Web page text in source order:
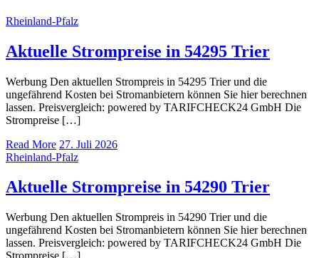
Rheinland-Pfalz
Aktuelle Strompreise in 54295 Trier
Werbung Den aktuellen Strompreis in 54295 Trier und die
ungefährend Kosten bei Stromanbietern können Sie hier berechnen
lassen. Preisvergleich: powered by TARIFCHECK24 GmbH Die
Strompreise […]
Read More 27. Juli 2026
Rheinland-Pfalz
Aktuelle Strompreise in 54290 Trier
Werbung Den aktuellen Strompreis in 54290 Trier und die
ungefährend Kosten bei Stromanbietern können Sie hier berechnen
lassen. Preisvergleich: powered by TARIFCHECK24 GmbH Die